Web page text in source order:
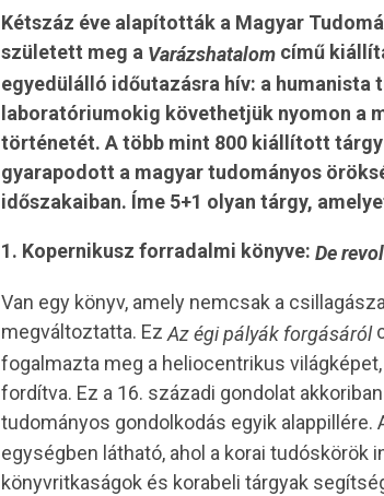
Kétszáz éve alapították a Magyar
született meg a Varázshatalom című
egyedülálló időutazásra hív: a
laboratóriumokig követhetjük nyomon a
történetét. A több mint 800 kiállított
gyarapodott a magyar tudományos
időszakaiban. Íme 5+1 olyan tárgy,
1. Kopernikusz forradalmi könyve: De
Van egy könyv, amely nemcsak a
megváltoztatta. Ez Az égi pályák forgásáról
fogalmazta meg a heliocentrikus
fordítva. Ez a 16. századi gondolat
tudományos gondolkodás egyik alappillére.
egységben látható, ahol a korai tudóskörök
könyvritkaságok és korabeli tárgyak